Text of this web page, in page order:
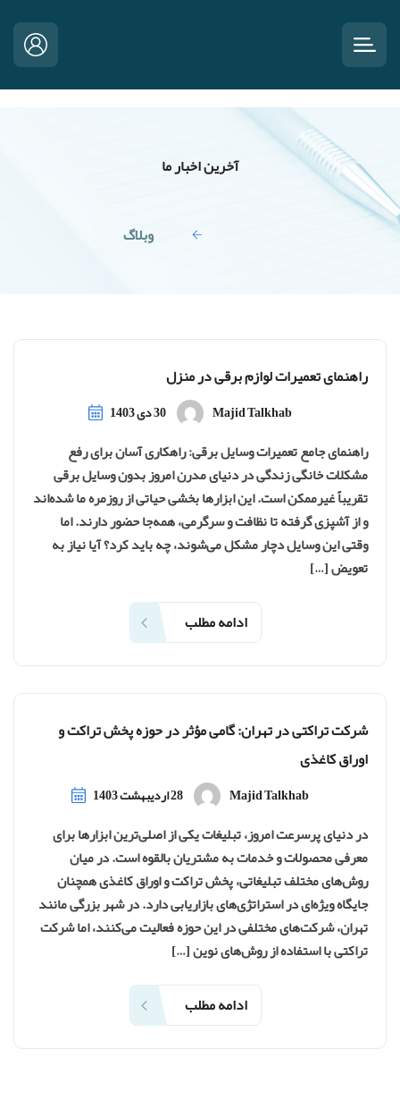
آخرین اخبار ما
وبلاگ
راهنمای تعمیرات لوازم برقی در منزل
Majid Talkhab 30 دی 1403
راهنمای جامع تعمیرات وسایل برقی: راهکاری آسان برای رفع
مشکلات خانگی زندگی در دنیای مدرن امروز بدون وسایل برقی
تقریباً غیرممکن است. این ابزارها بخشی حیاتی از روزمره ما شده‌اند
و از آشپزی گرفته تا نظافت و سرگرمی، همه‌جا حضور دارند. اما
وقتی این وسایل دچار مشکل می‌شوند، چه باید کرد؟ آیا نیاز به
تعویض […]
ادامه مطلب
شرکت تراکتی در تهران: گامی مؤثر در حوزه پخش تراکت و
اوراق کاغذی
Majid Talkhab 28 اردیبهشت 1403
در دنیای پرسرعت امروز، تبلیغات یکی از اصلی‌ترین ابزارها برای
معرفی محصولات و خدمات به مشتریان بالقوه است. در میان
روش‌های مختلف تبلیغاتی، پخش تراکت و اوراق کاغذی همچنان
جایگاه ویژه‌ای در استراتژی‌های بازاریابی دارد. در شهر بزرگی مانند
تهران، شرکت‌های مختلفی در این حوزه فعالیت می‌کنند، اما شرکت
تراکتی با استفاده از روش‌های نوین […]
ادامه مطلب